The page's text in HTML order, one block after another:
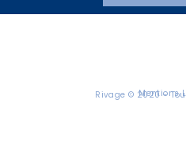
Rivage © 2020 -
Mentions